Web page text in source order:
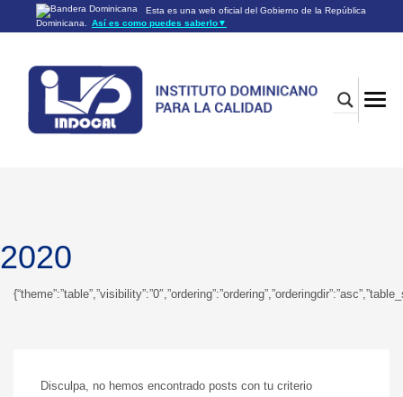
Esta es una web oficial del Gobierno de la República
Dominicana.
Así es como puedes saberlo▼
Los sitios web oficiales utilizan .gob.do o .gov.do
Los sitios web oficiales .gob.do o .gov.do seguros utilizan
HTTPS
Un candado (🔒) o
https://
significa que estás conectado a un
sitio seguro dentro de .gob.do o .gov.do. Comparte información
confidencial sólo en los sitios seguros de .gob.do o .gov.do.
2020
Disculpa, no hemos encontrado posts con tu criterio